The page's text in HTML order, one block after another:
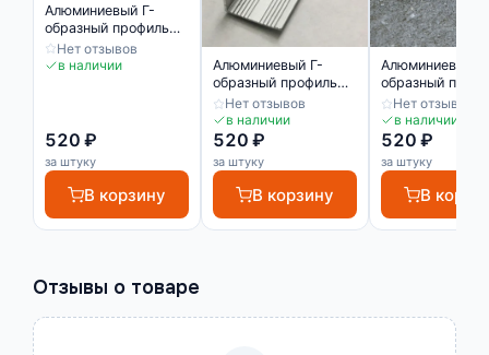
Алюминиевый Г-
образный профиль
для керамических
плиток ПО Г6
Нет отзывов
в наличии
520 ₽
за штуку
В корзину
Алюминиевый Г-
образный профиль
для керамических
плиток ПО Г6
серебро матовое
Нет отзывов
в наличии
520 ₽
за штуку
В корзину
Алюминиевый
образный
для
плиток ПО Г6
матовое
Нет отзывов
в наличии
520 ₽
за штуку
В
Отзывы о товаре